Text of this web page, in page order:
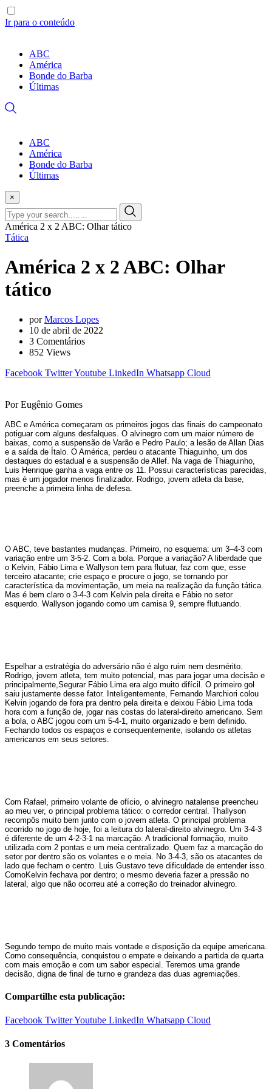
Ir para o conteúdo
ABC
América
Bonde do Barba
Últimas
ABC
América
Bonde do Barba
Últimas
×
América 2 x 2 ABC: Olhar tático
Tática
América 2 x 2 ABC: Olhar
tático
porMarcos Lopes
10 de abril de 2022
3 Comentários
852 Views
Facebook TwitterYoutube LinkedIn Whatsapp Cloud
Por Eugênio Gomes
ABC e América começaram os primeiros jogos das finais do campeonato
potiguar com alguns desfalques. O alvinegro com um maior número de
baixas, como a suspensão de Varão e Pedro Paulo; a lesão de Allan Dias
e a saída de Ítalo. O América, perdeu o atacante Thiaguinho, um dos
destaques do estadual e a suspensão de Allef. Na vaga de Thiaguinho,
Luis Henrique ganha a vaga entre os 11. Possui características parecidas,
mas é um jogador menos finalizador. Rodrigo, jovem atleta da base,
preenche a primeira linha de defesa.
O ABC, teve bastantes mudanças. Primeiro, no esquema: um 3–4-3 com
variação entre um 3-5-2. Com a bola. Porque a variação? A liberdade que
o Kelvin, Fábio Lima e Wallyson tem para flutuar, faz com que, esse
terceiro atacante; crie espaço e procure o jogo, se tornando por
característica da movimentação, um meia na realização da função tática.
Mas é bem claro o 3-4-3 com Kelvin pela direita e Fábio no setor
esquerdo. Wallyson jogando como um camisa 9, sempre flutuando.
Espelhar a estratégia do adversário não é algo ruim nem desmérito.
Rodrigo, jovem atleta, tem muito potencial, mas para jogar uma decisão e
principalmente,Segurar Fábio Lima era algo muito difícil. O primeiro gol
saiu justamente desse fator. Inteligentemente, Fernando Marchiori colou
Kelvin jogando de fora pra dentro pela direita e deixou Fábio Lima toda
hora com a função de, jogar nas costas do lateral-direito americano. Sem
a bola, o ABC jogou com um 5-4-1, muito organizado e bem definido.
Fechando todos os espaços e consequentemente, isolando os atletas
americanos em seus setores.
Com Rafael, primeiro volante de ofício, o alvinegro natalense preencheu
ao meu ver, o principal problema tático: o corredor central. Thallyson
recompôs muito bem junto com o jovem atleta. O principal problema
ocorrido no jogo de hoje, foi a leitura do lateral-direito alvinegro. Um 3-4-3
é diferente de um 4-2-3-1 na marcação. A tradicional formação, muito
utilizada com 2 pontas e um meia centralizado. Quem faz a marcação do
setor por dentro são os volantes e o meia. No 3-4-3, são os atacantes de
lado que fecham o centro. Luis Gustavo teve dificuldade de entender isso.
ComoKelvin fechava por dentro; o mesmo deveria fazer a pressão no
lateral, algo que não ocorreu até a correção do treinador alvinegro.
Segundo tempo de muito mais vontade e disposição da equipe americana.
Como consequência, conquistou o empate e deixando a partida de quarta
com mais emoção e com um sabor especial. Teremos uma grande
decisão, digna de final de turno e grandeza das duas agremiações.
Compartilhe esta publicação:
Facebook TwitterYoutube LinkedIn Whatsapp Cloud
3 Comentários